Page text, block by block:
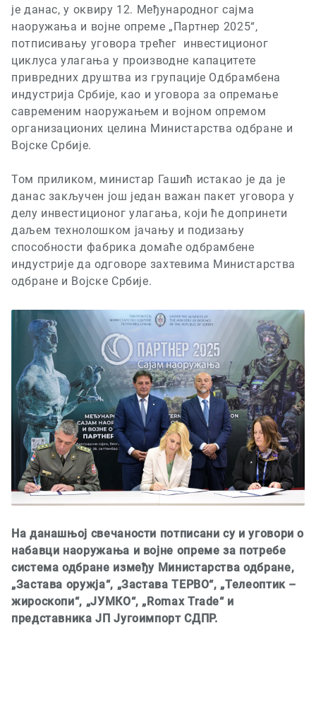
је данас, у оквиру 12. Међународног сајма
наоружања и војне опреме „Партнер 2025“,
потписивању уговора трећег инвестиционог
циклуса улагања у производне капацитете
привредних друштва из групације Одбрамбена
индустрија Србије, као и уговора за опремање
савременим наоружањем и војном опремом
организационих целина Министарства одбране и
Војске Србије.
Том приликом, министар Гашић истакао је да је
данас закључен још један важан пакет уговора у
делу инвестиционог улагања, који ће допринети
даљем технолошком јачању и подизању
способности фабрика домаће одбрамбене
индустрије да одговоре захтевима Министарства
одбране и Војске Србије.
На данашњој свечаности потписани су и уговори о
набавци наоружања и војне опреме за потребе
система одбране између Министарства одбране,
„Застава оружја“, „Застава ТЕРВО“, „Телеоптик –
жироскопи“, „ЈУМКО“, „Romax Trade“ и
представника ЈП Југоимпорт СДПР.